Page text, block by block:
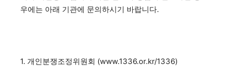
우에는 아래 기관에 문의하시기 바랍니다.
1. 개인분쟁조정위원회 (www.1336.or.kr/1336)